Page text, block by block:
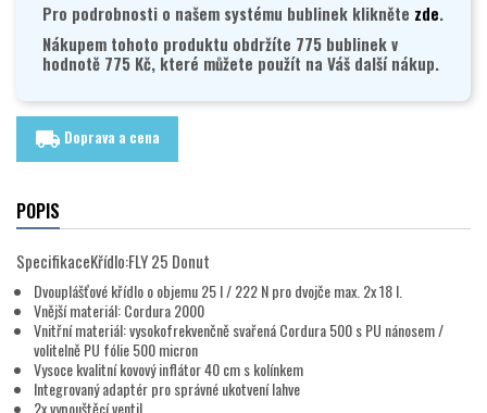
Pro podrobnosti o našem systému bublinek klikněte zde.
Nákupem tohoto produktu obdržíte 775 bublinek v
hodnotě 775 Kč, které můžete použít na Váš další nákup.
local_shipping Doprava a cena
POPIS
SpecifikaceKřídlo:FLY 25 Donut
Dvouplášťové křídlo o objemu 25 l / 222 N pro dvojče max. 2x 18 l.
Vnější materiál: Cordura 2000
Vnitřní materiál: vysokofrekvenčně svařená Cordura 500 s PU nánosem /
volitelně PU fólie 500 micron
Vysoce kvalitní kovový inflátor 40 cm s kolínkem
Integrovaný adaptér pro správné ukotvení lahve
2x vypouštěcí ventil